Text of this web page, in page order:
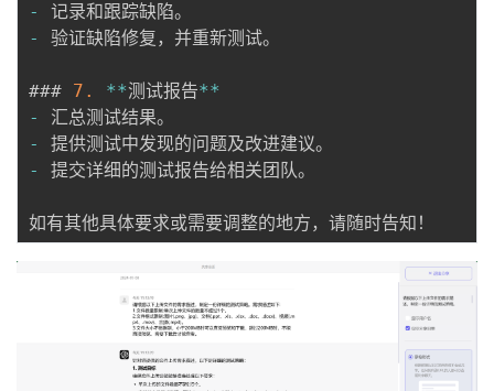
-
-
验证缺陷修复，并重新测试。
### 7. **测试报告**
-
-
-
提交详细的测试报告给相关团队。